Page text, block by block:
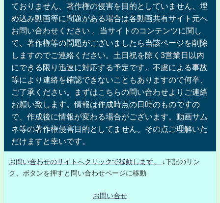
ておりません、著作権の侵害を目的としていません、埋
め込み動画等に問題がある場合は各動画共有サイト元へ
お問い合わせください 。当サイトのコンテンツに関し
て、著作権等の問題がございましたら当該ページを削除
しますのでご連絡ください。土日祝を除く3営業日以内
にできる限り迅速に対応する予定です。不慮による事故
等により連絡を確認できないこともありますので何卒、
ご了承ください。まずはこちらの問い合わせよりご連絡
お願い致します。情報は作成時点の日時のものですの
で、作成後に情報が変わる場合がございます。動画サム
ネ等の著作権侵害目的としてません。その点ご理解いた
だけますと幸いです。
お問い合わせのサイトへクリックで移動します。
↓下記のリン
ク、ボタンを押すと問い合わせページに移動
お問い合せ